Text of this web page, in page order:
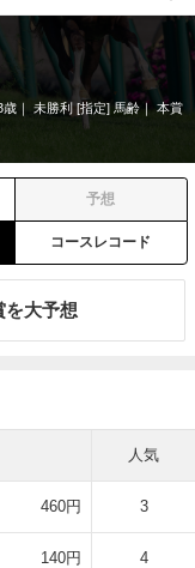
歳 未勝利 [指定] 馬齢
本賞
予想
コースレコード
大予想
人気
460円 3
140円 4